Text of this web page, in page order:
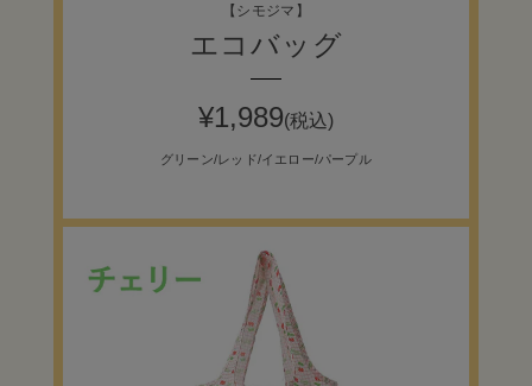
【シモジマ】
エコバッグ
¥1,989(税込)
グリーン/レッド/イエロー/パープル